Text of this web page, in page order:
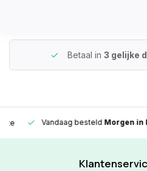
Betaal in 3 gelijke
Vandaag besteldMorgen in